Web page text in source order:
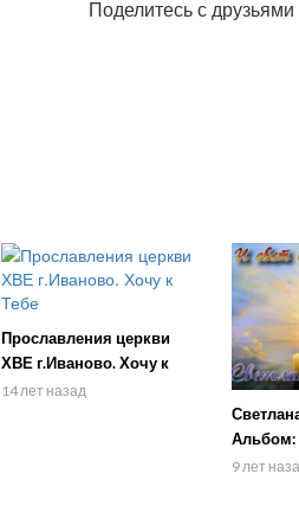
Поделитесь с
Прославления церкви
ХВЕ г.Иваново. Хочу к
Тебе
14 лет назад
Альбом:
светит
9 лет